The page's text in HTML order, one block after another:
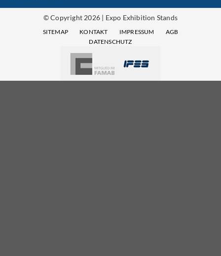
© Copyright 2026 | Expo Exhibition Stands
SITEMAP KONTAKT IMPRESSUM
AGB
DATENSCHUTZ